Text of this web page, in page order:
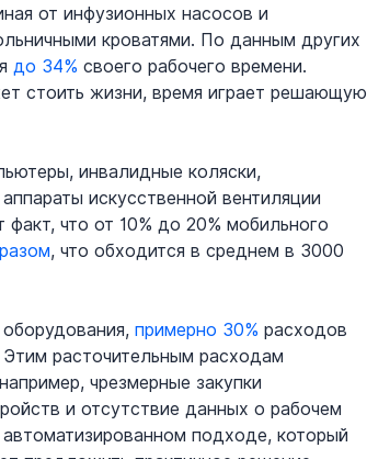
от инфузионных насосов и
кроватями. По данным других
до 34% своего рабочего времени.
стоить жизни, время играет решающую
инвалидные коляски,
искусственной вентиляции
что от 10% до 20% мобильного
, что обходится в среднем в 3000
примерно 30% расходов
расточительным расходам
чрезмерные закупки
и отсутствие данных о рабочем
подходе, который